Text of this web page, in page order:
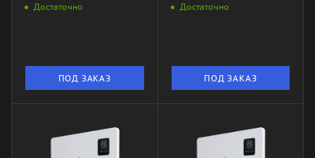
Достаточно
ПОД ЗАКАЗ
Достаточно
ПОД ЗАКАЗ